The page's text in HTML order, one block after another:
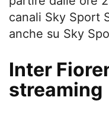
canali Sky Sport
anche su Sky
Inter
streaming